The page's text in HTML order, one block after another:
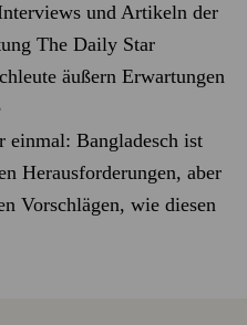
und Artikeln der
The Daily Star
äußern Erwartungen
einmal: Bangladesch ist
Herausforderungen, aber
Vorschlägen, wie diesen